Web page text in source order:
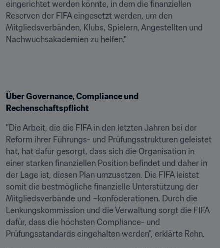
eingerichtet werden könnte, in dem die finanziellen
Reserven der FIFA eingesetzt werden, um den
Mitgliedsverbänden, Klubs, Spielern, Angestellten und
Nachwuchsakademien zu helfen."
Über Governance, Compliance und
Rechenschaftspflicht
"Die Arbeit, die die FIFA in den letzten Jahren bei der
Reform ihrer Führungs- und Prüfungsstrukturen geleistet
hat, hat dafür gesorgt, dass sich die Organisation in
einer starken finanziellen Position befindet und daher in
der Lage ist, diesen Plan umzusetzen. Die FIFA leistet
somit die bestmögliche finanzielle Unterstützung der
Mitgliedsverbände und –konföderationen. Durch die
Lenkungskommission und die Verwaltung sorgt die FIFA
dafür, dass die höchsten Compliance- und
Prüfungsstandards eingehalten werden", erklärte Rehn.